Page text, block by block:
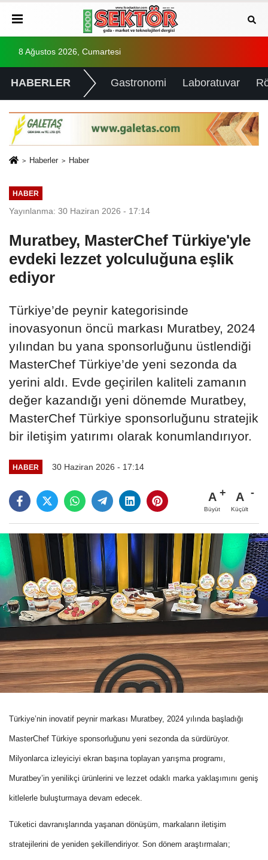
8 Ağustos 2026, Cumartesi
HABERLER Gastronomi Laboratuvar
Haberler Haber
HABER
Yayınlanma: 30 Haziran 2026 - 17:14
Muratbey, MasterChef Türkiye'yle
evdeki lezzet yolculuğuna eşlik
ediyor
Türkiye’de peynir kategorisinde
inovasyonun öncü markası Muratbey, 2024
yılından bu yana sponsorluğunu üstlendiği
MasterChef Türkiye’de yeni sezonda da
yerini aldı. Evde geçirilen kaliteli zamanın
değer kazandığı yeni dönemde Muratbey,
MasterChef Türkiye sponsorluğunu stratejik
bir iletişim yatırımı olarak konumlandırıyor.
HABER 30 Haziran 2026 - 17:14
A
Büyüt
A
Küçült
Türkiye’nin inovatif peynir markası Muratbey, 2024 yılında başladığı
MasterChef Türkiye sponsorluğunu yeni sezonda da sürdürüyor.
Milyonlarca izleyiciyi ekran başına toplayan yarışma programı,
Muratbey’in yenilikçi ürünlerini ve lezzet odaklı marka yaklaşımını geniş
kitlelerle buluşturmaya devam edecek.
Tüketici davranışlarında yaşanan dönüşüm, markaların iletişim
stratejilerini de yeniden şekillendiriyor. Son dönem araştırmaları;